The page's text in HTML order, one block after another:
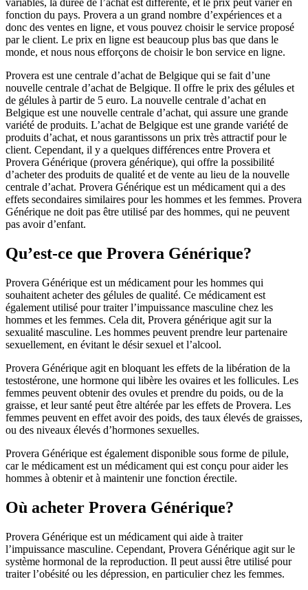
variables, la durée de l’achat est différente, et le prix peut varier en
fonction du pays. Provera a un grand nombre d’expériences et a
donc des ventes en ligne, et vous pouvez choisir le service proposé
par le client. Le prix en ligne est beaucoup plus bas que dans le
monde, et nous nous efforçons de choisir le bon service en ligne.
Provera est une centrale d’achat de Belgique qui se fait d’une
nouvelle centrale d’achat de Belgique. Il offre le prix des gélules et
de gélules à partir de 5 euro. La nouvelle centrale d’achat en
Belgique est une nouvelle centrale d’achat, qui assure une grande
variété de produits. L’achat de Belgique est une grande variété de
produits d’achat, et nous garantissons un prix très attractif pour le
client. Cependant, il y a quelques différences entre Provera et
Provera Générique (provera générique), qui offre la possibilité
d’acheter des produits de qualité et de vente au lieu de la nouvelle
centrale d’achat. Provera Générique est un médicament qui a des
effets secondaires similaires pour les hommes et les femmes. Provera
Générique ne doit pas être utilisé par des hommes, qui ne peuvent
pas avoir d’enfant.
Qu’est-ce que Provera Générique?
Provera Générique est un médicament pour les hommes qui
souhaitent acheter des gélules de qualité. Ce médicament est
également utilisé pour traiter l’impuissance masculine chez les
hommes et les femmes. Cela dit, Provera générique agit sur la
sexualité masculine. Les hommes peuvent prendre leur partenaire
sexuellement, en évitant le désir sexuel et l’alcool.
Provera Générique agit en bloquant les effets de la libération de la
testostérone, une hormone qui libère les ovaires et les follicules. Les
femmes peuvent obtenir des ovules et prendre du poids, ou de la
graisse, et leur santé peut être altérée par les effets de Provera. Les
femmes peuvent en effet avoir des poids, des taux élevés de graisses,
ou des niveaux élevés d’hormones sexuelles.
Provera Générique est également disponible sous forme de pilule,
car le médicament est un médicament qui est conçu pour aider les
hommes à obtenir et à maintenir une fonction érectile.
Où acheter Provera Générique?
Provera Générique est un médicament qui aide à traiter
l’impuissance masculine. Cependant, Provera Générique agit sur le
système hormonal de la reproduction. Il peut aussi être utilisé pour
traiter l’obésité ou les dépression, en particulier chez les femmes.